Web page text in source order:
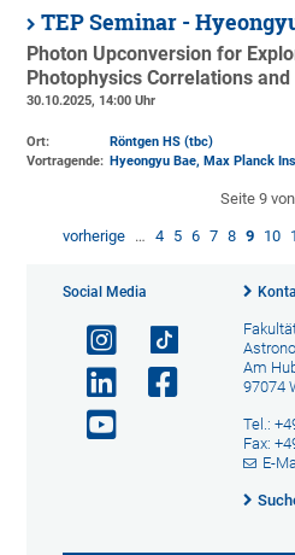
TEP Seminar -
Photon Upconversion for
Photophysics Correlations
30.10.2025, 14:00 Uhr
Ort:
Röntgen HS (tbc)
Vortragende: Hyeongyu Bae, Max Planck
Seite 9
vorherige … 4 5 6 7 8 9 10
Social Media
Am
97074
Tel.:
Fax:
E-